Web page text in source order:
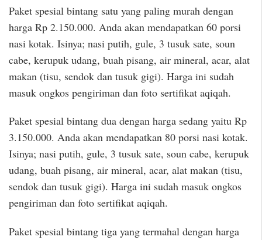
Paket spesial bintang satu yang paling murah dengan
harga Rp 2.150.000. Anda akan mendapatkan 60 porsi
nasi kotak. Isinya; nasi putih, gule, 3 tusuk sate, soun
cabe, kerupuk udang, buah pisang, air mineral, acar, alat
makan (tisu, sendok dan tusuk gigi). Harga ini sudah
masuk ongkos pengiriman dan foto sertifikat aqiqah.
Paket spesial bintang dua dengan harga sedang yaitu Rp
3.150.000. Anda akan mendapatkan 80 porsi nasi kotak.
Isinya; nasi putih, gule, 3 tusuk sate, soun cabe, kerupuk
udang, buah pisang, air mineral, acar, alat makan (tisu,
sendok dan tusuk gigi). Harga ini sudah masuk ongkos
pengiriman dan foto sertifikat aqiqah.
Paket spesial bintang tiga yang termahal dengan harga